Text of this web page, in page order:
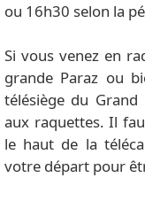
ou 16h30 selon la
Si vous venez en
grande Paraz ou
télésiège du
aux raquettes. Il
le haut de la
votre départ pour